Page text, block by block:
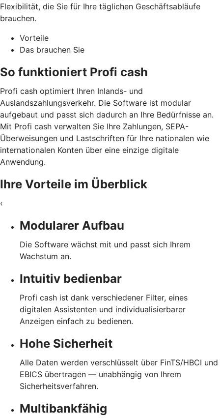
Flexibilität, die Sie für Ihre täglichen Geschäftsabläufe
brauchen.
Vorteile
Das brauchen Sie
So funktioniert Profi cash
Profi cash optimiert Ihren Inlands- und
Auslandszahlungsverkehr. Die Software ist modular
aufgebaut und passt sich dadurch an Ihre Bedürfnisse an.
Mit Profi cash verwalten Sie Ihre Zahlungen, SEPA-
Überweisungen und Lastschriften für Ihre nationalen wie
internationalen Konten über eine einzige digitale
Anwendung.
Ihre Vorteile im Überblick
‹
Modularer Aufbau
Die Software wächst mit und passt sich Ihrem
Wachstum an.
Intuitiv bedienbar
Profi cash ist dank verschiedener Filter, eines
digitalen Assistenten und individualisierbarer
Anzeigen einfach zu bedienen.
Hohe Sicherheit
Alle Daten werden verschlüsselt über FinTS/HBCI und
EBICS übertragen — unabhängig von Ihrem
Sicherheitsverfahren.
Multibankfähig